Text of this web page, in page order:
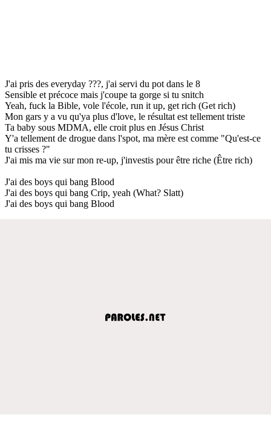
J'ai pris des everyday ???, j'ai servi du pot dans le 8
Sensible et précoce mais j'coupe ta gorge si tu snitch
Yeah, fuck la Bible, vole l'école, run it up, get rich (Get rich)
Mon gars y a vu qu'ya plus d'love, le résultat est tellement triste
Ta baby sous MDMA, elle croit plus en Jésus Christ
Y'a tellement de drogue dans l'spot, ma mère est comme "Qu'est-ce
tu crisses ?"
J'ai mis ma vie sur mon re-up, j'investis pour être riche (Être rich)
J'ai des boys qui bang Blood
J'ai des boys qui bang Crip, yeah (What? Slatt)
J'ai des boys qui bang Blood